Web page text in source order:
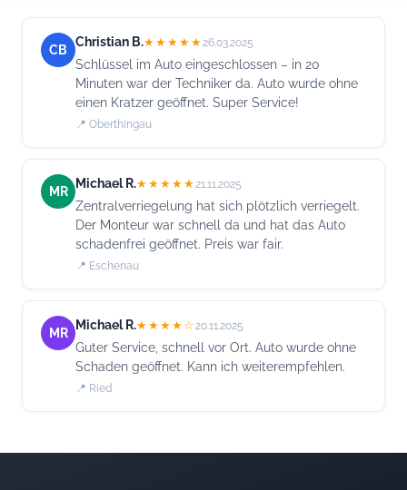
CB
Christian B.★★★★★ 26.03.2025
Schlüssel im Auto eingeschlossen – in 20
Minuten war der Techniker da. Auto wurde ohne
einen Kratzer geöffnet. Super Service!
📍 Oberthingau
MR
Michael R.★★★★★ 21.11.2025
Zentralverriegelung hat sich plötzlich verriegelt.
Der Monteur war schnell da und hat das Auto
schadenfrei geöffnet. Preis war fair.
📍 Eschenau
MR
Michael R.★★★★☆ 20.11.2025
Guter Service, schnell vor Ort. Auto wurde ohne
Schaden geöffnet. Kann ich weiterempfehlen.
📍 Ried